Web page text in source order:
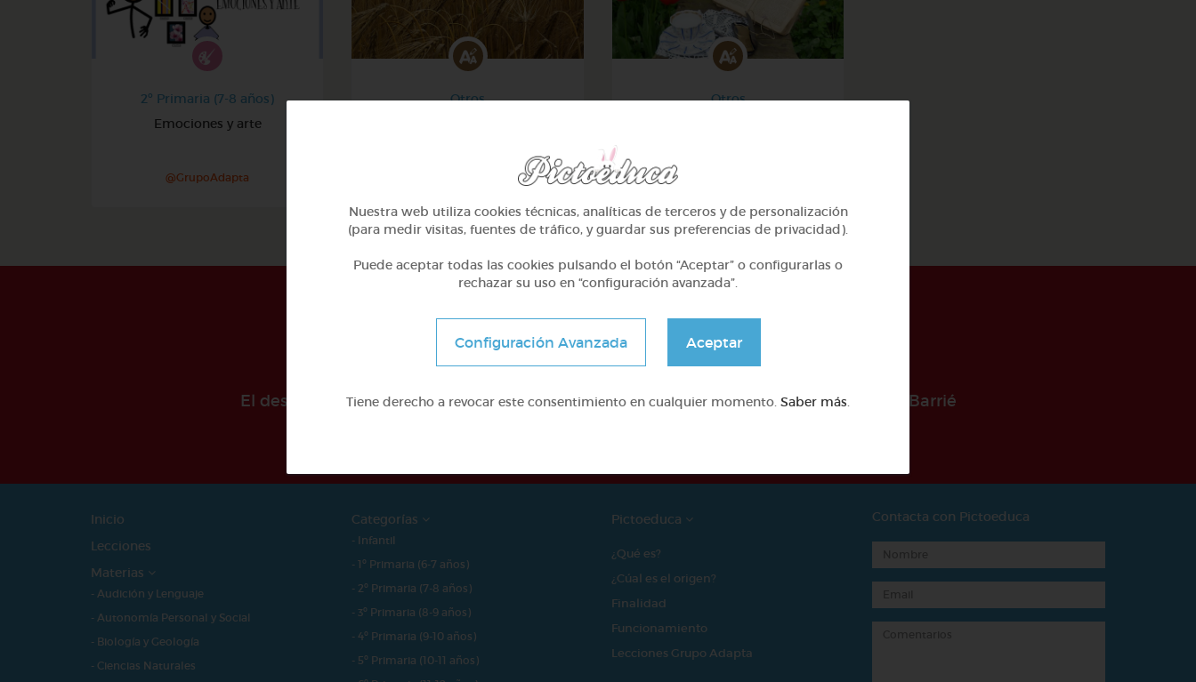
2º Primaria (7-8 años)
Emociones y arte
@GrupoAdapta
Otros
@Webparaelespanol
Otros
@Webparaelespanol
El desarollo de este proyecto ha sido posible gracias al mecenazgo de la Fundación Barrié
Inicio
Lecciones
Materias
- Audición y Lenguaje
- Autonomía Personal y Social
- Biología y Geología
- Ciencias Naturales
Categorías
- Infantil
- 1º Primaria (6-7 años)
- 2º Primaria (7-8 años)
- 3º Primaria (8-9 años)
- 4º Primaria (9-10 años)
- 5º Primaria (10-11 años)
Pictoeduca
¿Qué es?
¿Cúal es el origen?
Finalidad
Funcionamiento
Lecciones Grupo Adapta
Contacta con Pictoeduca
Nuestra web utiliza cookies técnicas, analíticas de terceros y de personalización
(para medir visitas, fuentes de tráfico, y guardar sus preferencias de privacidad).
Puede aceptar todas las cookies pulsando el botón “Aceptar” o configurarlas o
rechazar su uso en “configuración avanzada”.
Configuración Avanzada Aceptar
Tiene derecho a revocar este consentimiento en cualquier momento. Saber más.